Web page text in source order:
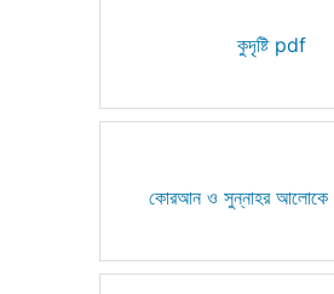
কুদৃষ্টি pdf
কোরআন ও সুন্নাহর আলোকে